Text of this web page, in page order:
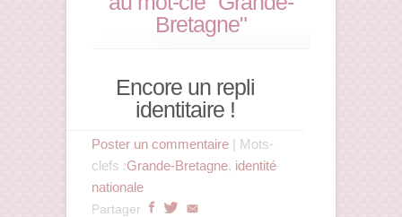
Bretagne"
Encore un repli
identitaire !
Poster un commentaire | Mots-
clefs :Grande-Bretagne, identité
nationale
Partager